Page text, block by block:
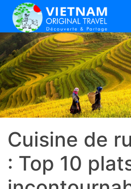
Cuisine de
: Top 10